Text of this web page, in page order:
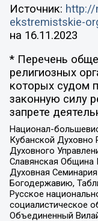
Источник: http://
ekstremistskie-
на 16.11.2023
* Перечень
религиозных
которых судом
законную силу
запрете
Национал-
Кубанской
Духовного
Славянская
Духовная
Богодержавию,
Русское
социалистическое
Объединенный